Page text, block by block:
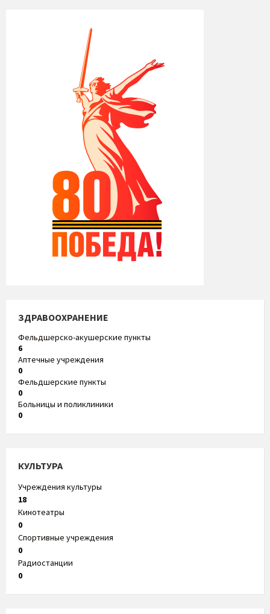
ЗДРАВООХРАНЕНИЕ
Фельдшерско-акушерские пункты
6
Аптечные учреждения
0
Фельдшерские пункты
0
Больницы и поликлиники
0
КУЛЬТУРА
Учреждения культуры
18
Кинотеатры
0
Спортивные учреждения
0
Радиостанции
0